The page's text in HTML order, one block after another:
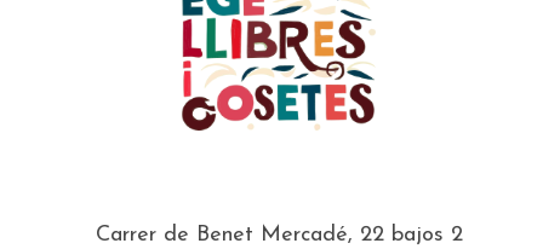
Carrer de Benet Mercadé, 22 bajos 2